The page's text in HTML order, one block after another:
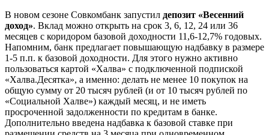
В новом сезоне Совкомбанк запустил депозит «Весенний
доход». Вклад можно открыть на срок 3, 6, 12, 24 или 36
месяцев с коридором базовой доходности 11,6-12,7% годовых.
Напомним, банк предлагает повышающую надбавку в размере
1-5 п.п. к базовой доходности. Для этого нужно активно
пользоваться картой «Халва» с подключенной подпиской
«Халва.Десятка», а именно: делать не менее 10 покупок на
общую сумму от 20 тысяч рублей (и от 10 тысяч рублей по
«Социальной Халве») каждый месяц, и не иметь
просроченной задолженности по кредитам в банке.
Дополнительно введена надбавка к базовой ставке при